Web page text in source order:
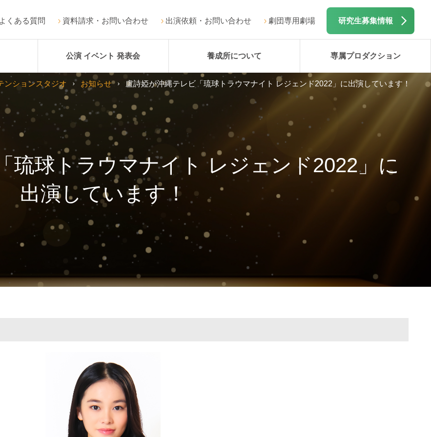
よくある質問 資料請求・お問い合わせ 出演依頼・お問い合わせ 劇団専用劇場 研究生募集情報
公演 イベント 発表会 養成所について 専属プロダクション
琉球トラウマナイト レジェンド2022」に
出演しています！
ンションスタジオ お知らせ 盧詩婭が沖縄テレビ「琉球トラウマナイト レジェンド2022」に出演しています！